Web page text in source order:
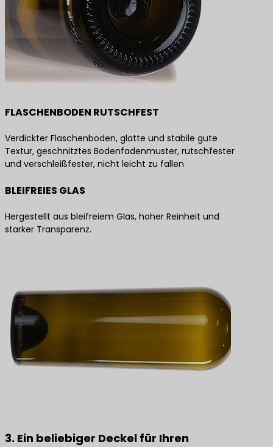
FLASCHENBODEN RUTSCHFEST
Verdickter Flaschenboden, glatte und stabile gute
Textur, geschnitztes Bodenfadenmuster, rutschfester
und verschleißfester, nicht leicht zu fallen
BLEIFREIES GLAS
Hergestellt aus bleifreiem Glas, hoher Reinheit und
starker Transparenz.
3. Ein beliebiger Deckel für Ihren